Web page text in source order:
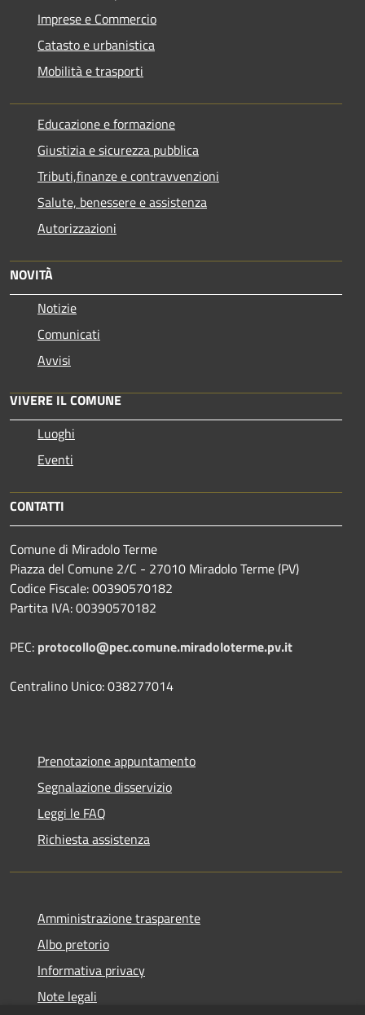
Imprese e Commercio
Catasto e urbanistica
Mobilità e trasporti
Educazione e formazione
Giustizia e sicurezza pubblica
Tributi,finanze e contravvenzioni
Salute, benessere e assistenza
Autorizzazioni
NOVITÀ
Notizie
Comunicati
Avvisi
VIVERE IL COMUNE
Luoghi
Eventi
CONTATTI
Comune di Miradolo Terme
Piazza del Comune 2/C - 27010 Miradolo Terme (PV)
Codice Fiscale: 00390570182
Partita IVA: 00390570182
PEC: protocollo@pec.comune.miradoloterme.pv.it
Centralino Unico: 038277014
Prenotazione appuntamento
Segnalazione disservizio
Leggi le FAQ
Richiesta assistenza
Amministrazione trasparente
Albo pretorio
Informativa privacy
Note legali